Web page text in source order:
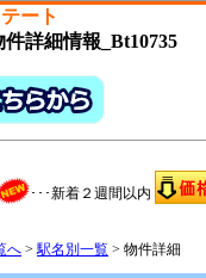
ート
件詳細情報_Bt10735
･･･新着２週間以内
へ >駅名別一覧 > 物件詳細